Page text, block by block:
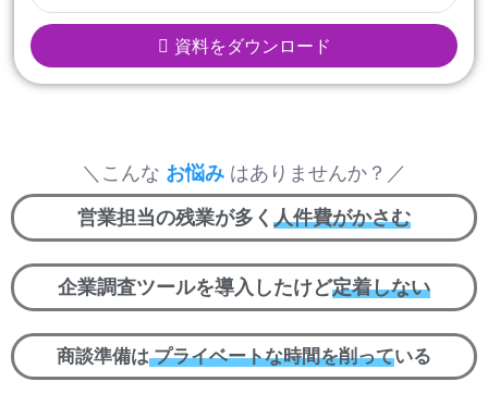
資料をダウンロード
＼こんな お悩み はありませんか？／
営業担当の残業が多く 人件費がかさむ
企業調査ツールを導入したけど定着しない
商談準備はプライベートな時間を削っている